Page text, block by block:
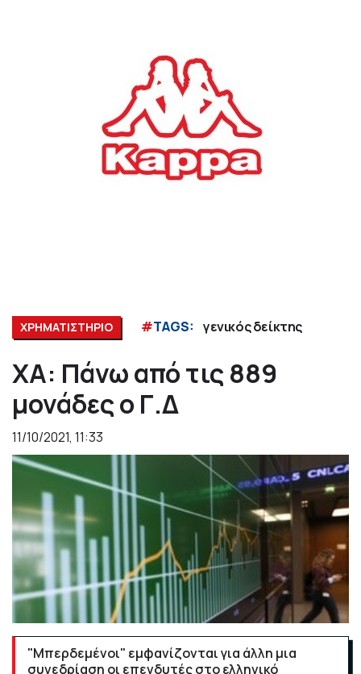
ΧΡΗΜΑΤΙΣΤΗΡΙΟ #TAGS: γενικός δείκτης
ΧΑ: Πάνω από τις 889
μονάδες ο Γ.Δ
11/10/2021, 11:33
"Μπερδεμένοι" εμφανίζονται για άλλη μια
συνεδρίαση οι επενδυτές στο ελληνικό